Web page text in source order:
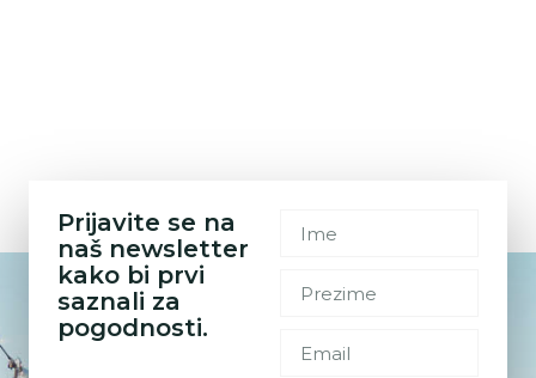
Prijavite se na
naš newsletter
kako bi prvi
saznali za
pogodnosti.